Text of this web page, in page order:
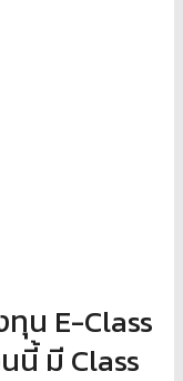
น E-Class
นี้ มี Class